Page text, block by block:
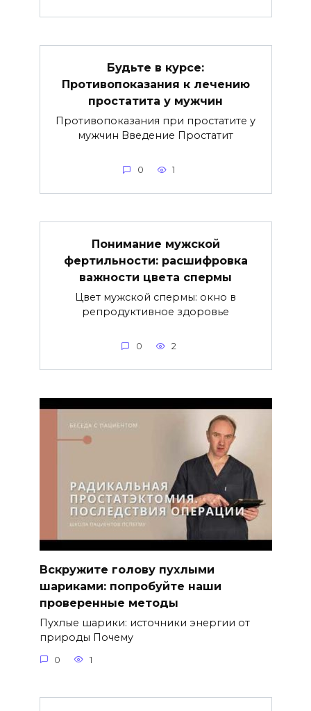
Будьте в курсе:
Противопоказания к лечению
простатита у мужчин
Противопоказания при простатите у
мужчин Введение Простатит
0 1
Понимание мужской
фертильности: расшифровка
важности цвета спермы
Цвет мужской спермы: окно в
репродуктивное здоровье
0 2
Вскружите голову пухлыми
шариками: попробуйте наши
проверенные методы
Пухлые шарики: источники энергии от
природы Почему
0 1